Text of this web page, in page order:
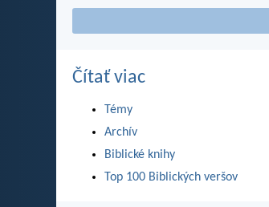
Čítať viac
Témy
Archív
Biblické knihy
Top 100 Biblických veršov